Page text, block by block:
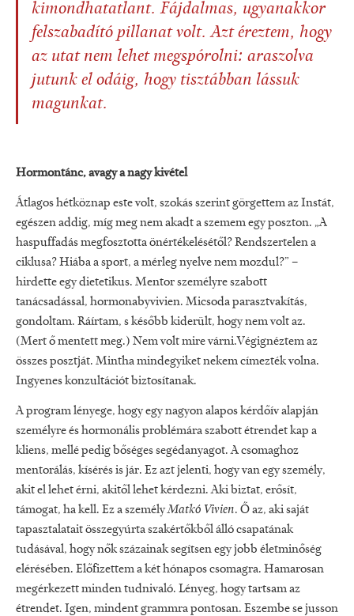
kimondhatatlant. Fájdalmas, ugyanakkor
felszabadító pillanat volt. Azt éreztem, hogy
az utat nem lehet megspórolni: araszolva
jutunk el odáig, hogy tisztábban lássuk
magunkat.
Hormontánc, avagy a nagy kivétel
Átlagos hétköznap este volt, szokás szerint görgettem az Instát,
egészen addig, míg meg nem akadt a szemem egy poszton. „A
haspuffadás megfosztotta önértékelésétől? Rendszertelen a
ciklusa? Hiába a sport, a mérleg nyelve nem mozdul?” –
hirdette egy dietetikus. Mentor személyre szabott
tanácsadással, hormonabyvivien. Micsoda parasztvakítás,
gondoltam. Ráírtam, s később kiderült, hogy nem volt az.
(Mert ő mentett meg.) Nem volt mire várni.Végignéztem az
összes posztját. Mintha mindegyiket nekem címezték volna.
Ingyenes konzultációt biztosítanak.
A program lényege, hogy egy nagyon alapos kérdőív alapján
személyre és hormonális problémára szabott étrendet kap a
kliens, mellé pedig bőséges segédanyagot. A csomaghoz
mentorálás, kísérés is jár. Ez azt jelenti, hogy van egy személy,
akit el lehet érni, akitől lehet kérdezni. Aki biztat, erősít,
támogat, ha kell. Ez a személyMatkó Vivien. Ő az, aki saját
tapasztalatait összegyúrta szakértőkből álló csapatának
tudásával, hogy nők százainak segítsen egy jobb életminőség
elérésében. Előfizettem a két hónapos csomagra. Hamarosan
megérkezett minden tudnivaló. Lényeg, hogy tartsam az
étrendet. Igen, mindent grammra pontosan. Eszembe se jusson